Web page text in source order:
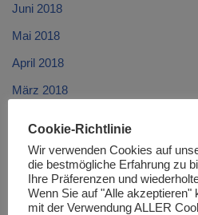
Juni 2018
Mai 2018
April 2018
März 2018
Januar 2018
Dezember 2017
November 2017
Cookie-Richtlinie
Wir verwenden Cookies auf
die bestmögliche Erfahrung zu
Ihre Präferenzen und
Wenn Sie auf "Alle
mit der Verwendung ALLER